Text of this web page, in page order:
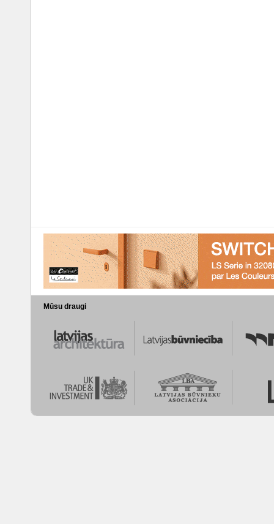
Mūsu draugi